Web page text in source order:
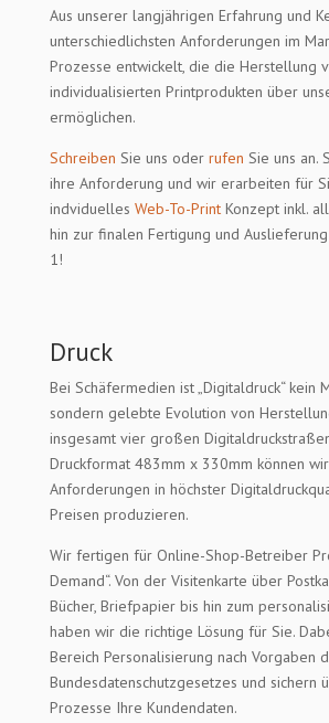
Aus unserer langjährigen Erfahrung und
unterschiedlichsten Anforderungen im
Prozesse entwickelt, die die Herstellung
individualisierten Printprodukten über
ermöglichen.
Schreiben Sie uns oder rufen Sie uns an.
ihre Anforderung und wir erarbeiten für
indviduelles Web-To-PrintKonzept inkl.
hin zur finalen Fertigung und
1!
Druck
Bei Schäfermedien ist „Digitaldruck“ kein
sondern gelebte Evolution von
insgesamt vier großen
Druckformat 483mm x 330mm können
Anforderungen in höchster
Preisen produzieren.
Wir fertigen für Online-Shop-Betreiber
Demand“. Von der Visitenkarte über
Bücher, Briefpapier bis hin zum
haben wir die richtige Lösung für Sie.
Bereich Personalisierung nach Vorgaben
Bundesdatenschutzgesetzes und sichern
Prozesse Ihre Kundendaten.